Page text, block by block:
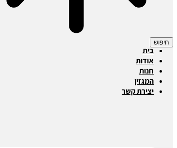
חיפוש
בית
אודות
חנות
המגזין
יצירת קשר